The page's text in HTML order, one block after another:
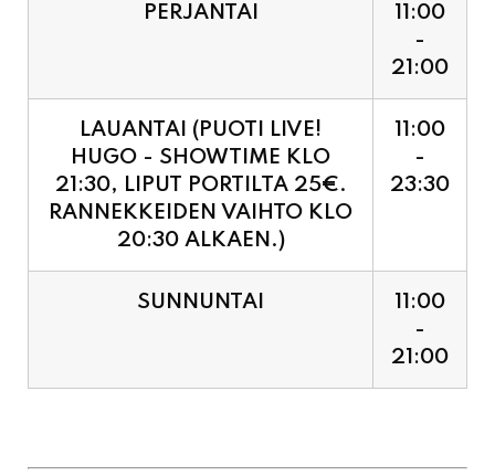
PERJANTAI
11:00
-
21:00
LAUANTAI (PUOTI LIVE!
HUGO - SHOWTIME KLO
21:30, LIPUT PORTILTA 25€.
RANNEKKEIDEN VAIHTO KLO
20:30 ALKAEN.)
11:00
-
23:30
SUNNUNTAI
11:00
-
21:00